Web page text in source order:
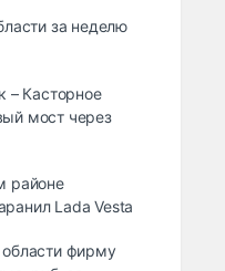
за неделю
– Касторное
мост через
районе
Lada Vesta
фирму